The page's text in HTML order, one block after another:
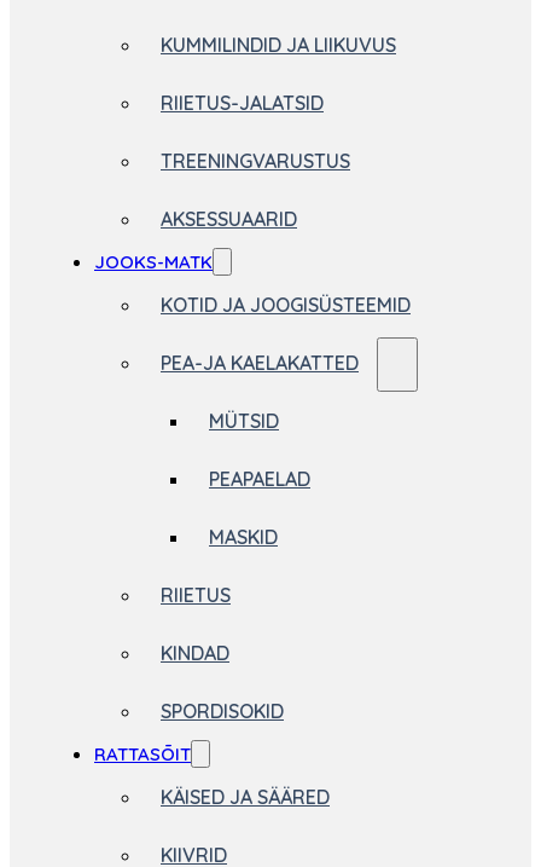
KUMMILINDID JA LIIKUVUS
RIIETUS-JALATSID
TREENINGVARUSTUS
AKSESSUAARID
JOOKS-MATK
KOTID JA JOOGISÜSTEEMID
PEA-JA KAELAKATTED
MÜTSID
PEAPAELAD
MASKID
RIIETUS
KINDAD
SPORDISOKID
RATTASÕIT
KÄISED JA SÄÄRED
KIIVRID